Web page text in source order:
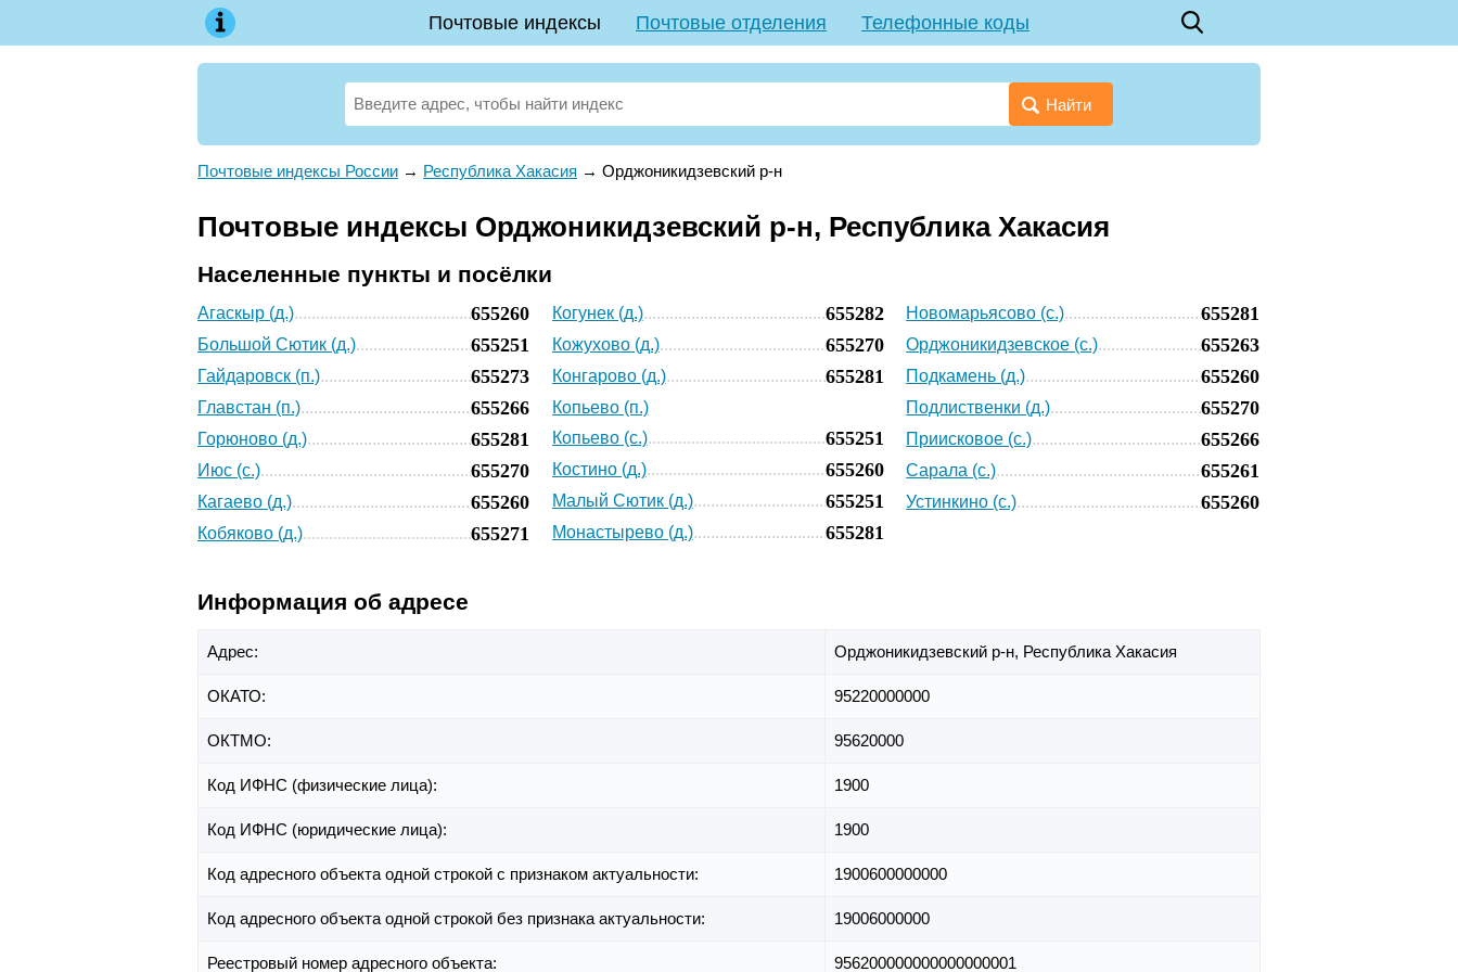
Почтовые индексы Почтовые отделения Телефонные коды
Найти
Почтовые индексы России → Республика Хакасия → Орджоникидзевский р-н
Почтовые индексы Орджоникидзевский р-н, Республика Хакасия
Населенные пункты и посёлки
Агаскыр (д.) 655260
Большой Сютик (д.) 655251
Гайдаровск (п.) 655273
Главстан (п.) 655266
Горюново (д.) 655281
Июс (с.) 655270
Кагаево (д.) 655260
Кобяково (д.) 655271
Когунек (д.) 655282
Кожухово (д.) 655270
Конгарово (д.) 655281
Копьево (п.)
Копьево (с.)
655251
Костино (д.) 655260
Малый Сютик (д.) 655251
Монастырево (д.) 655281
Новомарьясово (с.) 655281
Орджоникидзевское (с.) 655263
Подкамень (д.) 655260
Подлиственки (д.) 655270
Приисковое (с.) 655266
Сарала (с.) 655261
Устинкино (с.) 655260
Информация об адресе
Адрес: Орджоникидзевский р-н, Республика Хакасия
ОКАТО: 95220000000
ОКТМО: 95620000
Код ИФНС (физические лица): 1900
Код ИФНС (юридические лица): 1900
Код адресного объекта одной строкой с признаком актуальности: 1900600000000
Код адресного объекта одной строкой без признака актуальности: 19006000000
Реестровый номер адресного объекта: 956200000000000000001